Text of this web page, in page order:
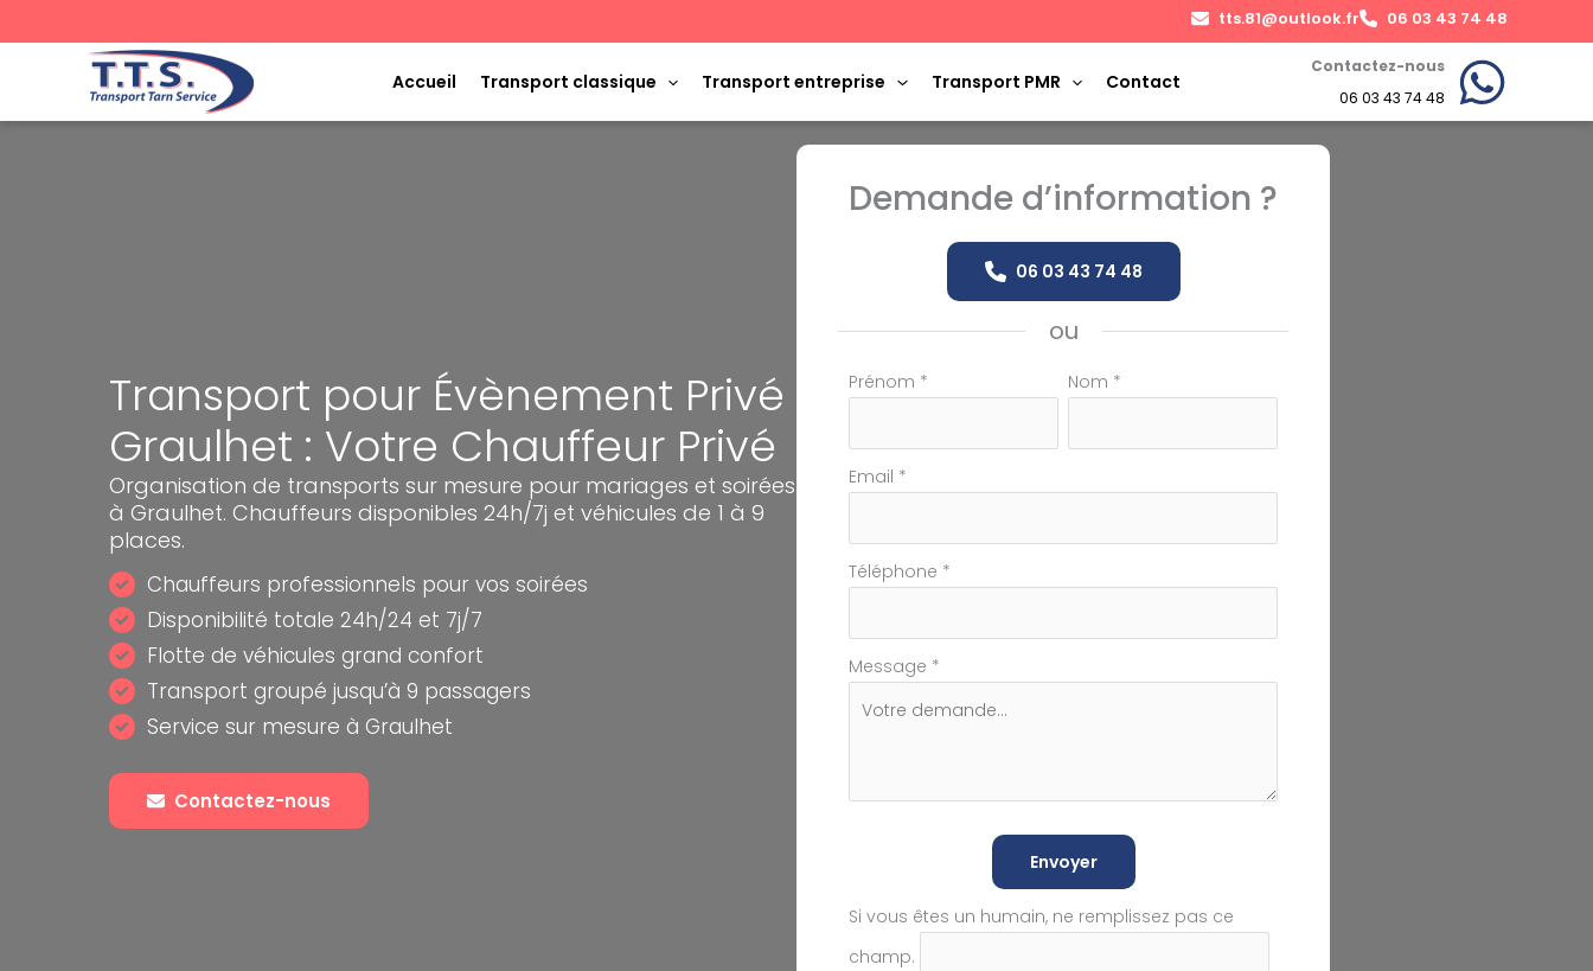
au
tts.81@outlook.fr 06 03 43 74 48
Accueil Transport classique Transport entreprise Transport PMR Contact
Contactez-nous
06 03 43 74 48
Transport pour Évènement Privé
Graulhet : Votre Chauffeur Privé
Organisation de transports sur mesure pour mariages et soirées
à Graulhet. Chauffeurs disponibles 24h/7j et véhicules de 1 à 9
places.
Chauffeurs professionnels pour vos soirées
Disponibilité totale 24h/24 et 7j/7
Flotte de véhicules grand confort
Transport groupé jusqu’à 9 passagers
Service sur mesure à Graulhet
Contactez-nous
Demande d’information ?
06 03 43 74 48
ou
Formulaire
téléphone
Prénom * Nom *
Email *
Téléphone *
Message *
Envoyer
Si vous êtes un humain, ne remplissez pas ce
champ.